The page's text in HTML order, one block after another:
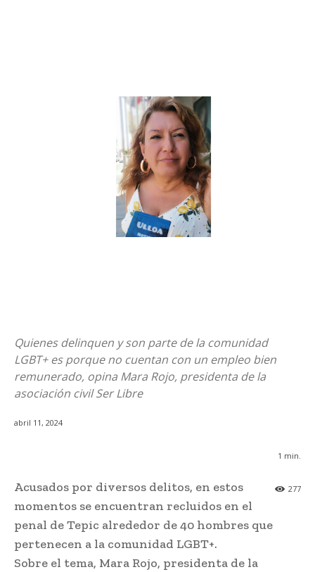
Quienes delinquen y son parte de la comunidad
LGBT+ es porque no cuentan con un empleo bien
remunerado, opina Mara Rojo, presidenta de la
asociación civil Ser Libre
abril 11, 2024
1 min.
277
Acusados por diversos delitos, en estos
momentos se encuentran recluidos en el
penal de Tepic alrededor de 40 hombres que
pertenecen a la comunidad LGBT+.
Sobre el tema, Mara Rojo, presidenta de la